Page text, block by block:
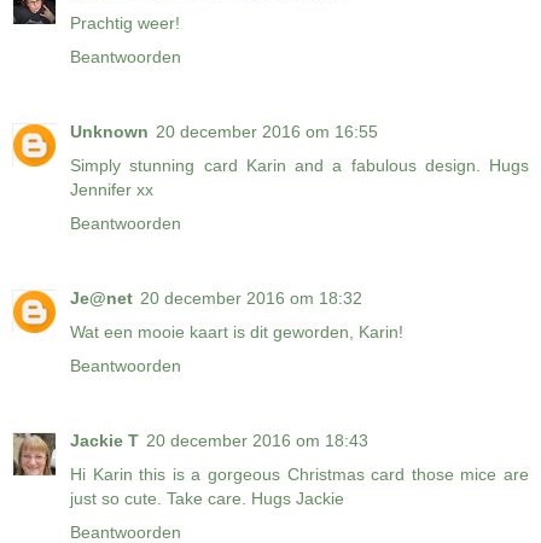
Prachtig weer!
Beantwoorden
Unknown 20 december 2016 om 16:55
Simply stunning card Karin and a fabulous design. Hugs
Jennifer xx
Beantwoorden
Je@net 20 december 2016 om 18:32
Wat een mooie kaart is dit geworden, Karin!
Beantwoorden
Jackie T 20 december 2016 om 18:43
Hi Karin this is a gorgeous Christmas card those mice are
just so cute. Take care. Hugs Jackie
Beantwoorden